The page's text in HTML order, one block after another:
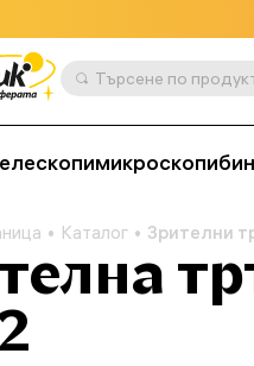
микроскопи
Каталог Зрителни